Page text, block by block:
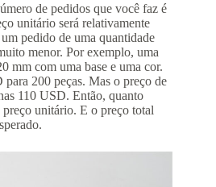
de pedidos que você faz é
unitário será relativamente
pedido de uma quantidade
menor. Por exemplo, uma
mm com uma base e uma cor.
200 peças. Mas o preço de
110 USD. Então, quanto
unitário. E o preço total